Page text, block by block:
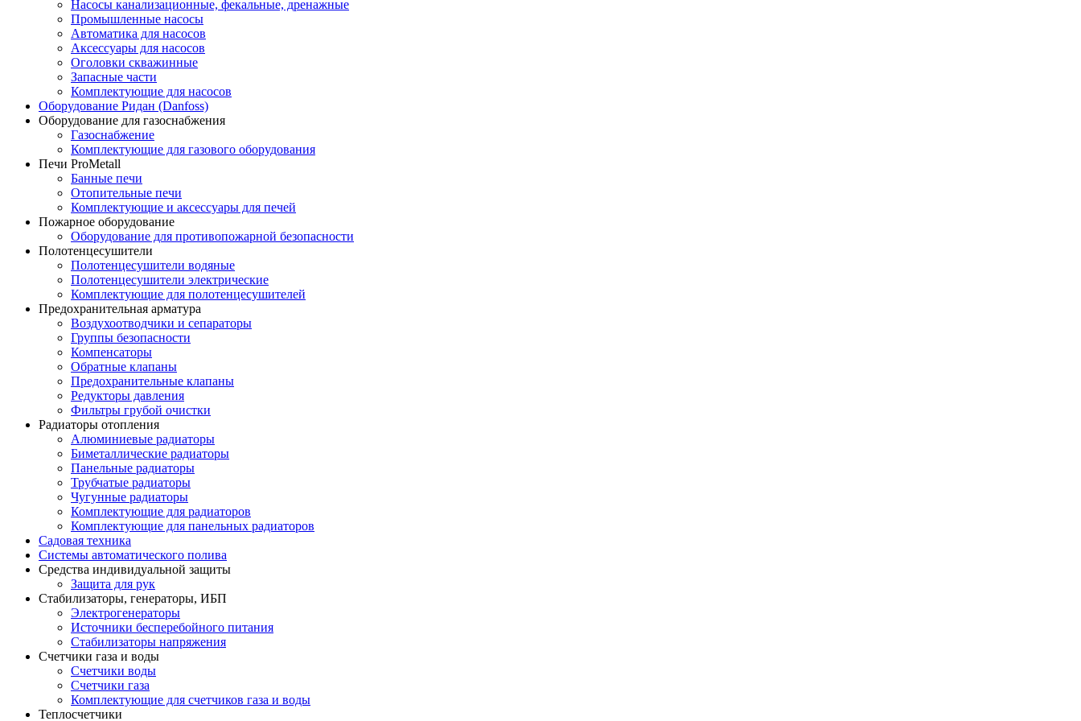
Насосы канализационные, фекальные, дренажные
Промышленные насосы
Автоматика для насосов
Аксессуары для насосов
Оголовки скважинные
Запасные части
Комплектующие для насосов
Оборудование Ридан (Danfoss)
Оборудование для газоснабжения
Газоснабжение
Комплектующие для газового оборудования
Печи ProMetall
Банные печи
Отопительные печи
Комплектующие и аксессуары для печей
Пожарное оборудование
Оборудование для противопожарной безопасности
Полотенцесушители
Полотенцесушители водяные
Полотенцесушители электрические
Комплектующие для полотенцесушителей
Предохранительная арматура
Воздухоотводчики и сепараторы
Группы безопасности
Компенсаторы
Обратные клапаны
Предохранительные клапаны
Редукторы давления
Фильтры грубой очистки
Радиаторы отопления
Алюминиевые радиаторы
Биметаллические радиаторы
Панельные радиаторы
Трубчатые радиаторы
Чугунные радиаторы
Комплектующие для радиаторов
Комплектующие для панельных радиаторов
Садовая техника
Системы автоматического полива
Средства индивидуальной защиты
Защита для рук
Стабилизаторы, генераторы, ИБП
Электрогенераторы
Источники бесперебойного питания
Стабилизаторы напряжения
Счетчики газа и воды
Счетчики воды
Счетчики газа
Комплектующие для счетчиков газа и воды
Теплосчетчики